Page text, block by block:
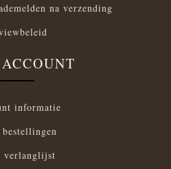
na verzending
informatie
verlanglijst